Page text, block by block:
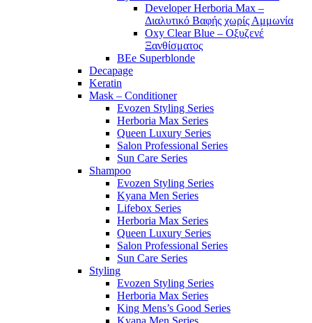
Developer Herboria Max –
Διαλυτικό Βαφής χωρίς Αμμωνία
Oxy Clear Blue – Οξυζενέ
Ξανθίσματος
BEe Superblonde
Decapage
Keratin
Mask – Conditioner
Evozen Styling Series
Herboria Max Series
Queen Luxury Series
Salon Professional Series
Sun Care Series
Shampoo
Evozen Styling Series
Kyana Men Series
Lifebox Series
Herboria Max Series
Queen Luxury Series
Salon Professional Series
Sun Care Series
Styling
Evozen Styling Series
Herboria Max Series
King Mens’s Good Series
Kyana Men Series